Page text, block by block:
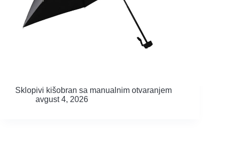
Sklopivi kišobran sa manualnim otvaranjem
avgust 4, 2026